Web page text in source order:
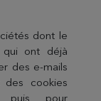
dont le
qui ont déjà
des e-mails
des cookies
puis pour